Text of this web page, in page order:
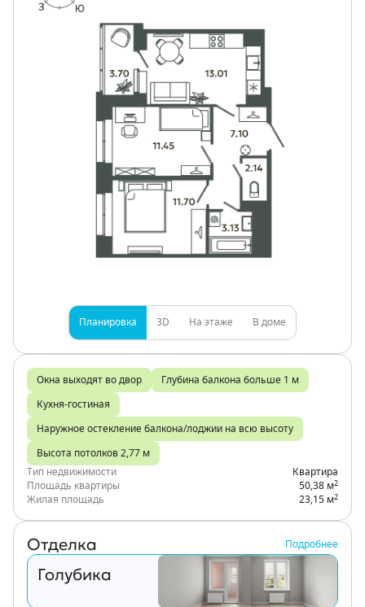
Планировка 3D На этаже В доме
Окна выходят во двор Глубина балкона больше 1 м
Кухня-гостиная
Наружное остекление балкона/лоджии на всю высоту
Высота потолков 2,77 м
Тип недвижимости
Квартира
Площадь квартиры
50,38 м2
Жилая площадь 23,15 м2
Отделка Подробнее
Голубика